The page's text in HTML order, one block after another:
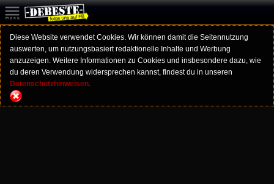
Diese Website verwendet Cookies. Wir können damit die Seitennutzung
auswerten, um nutzungsbasiert redaktionelle Inhalte und Werbung
anzuzeigen. Weitere Informationen zu Cookies und insbesondere dazu, wie
du deren Verwendung widersprechen kannst, findest du in unseren
Datenschutzhinweisen.